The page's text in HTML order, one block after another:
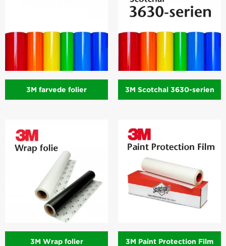
3M farvede folier 3M Scotchal 3630-serien
3M Wrap folier 3M Paint Protection Film